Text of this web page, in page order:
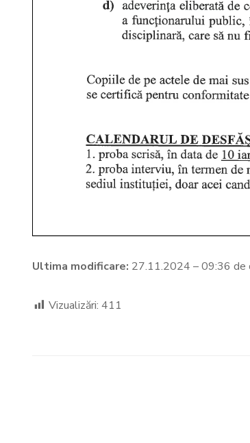
Ultima modificare: 27.11.2024 – 09:36 de
Vizualizări: 411